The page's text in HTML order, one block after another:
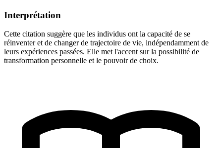
Interprétation
Cette citation suggère que les individus ont la capacité de se
réinventer et de changer de trajectoire de vie, indépendamment de
leurs expériences passées. Elle met l'accent sur la possibilité de
transformation personnelle et le pouvoir de choix.